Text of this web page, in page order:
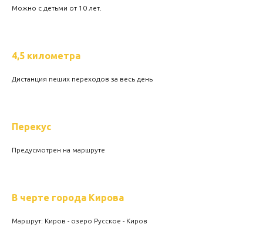
Можно с детьми от 10 лет.
4,5 километра
Дистанция пеших переходов за весь день
Перекус
Предусмотрен на маршруте
В черте города Кирова
Маршрут: Киров - озеро Русское - Киров